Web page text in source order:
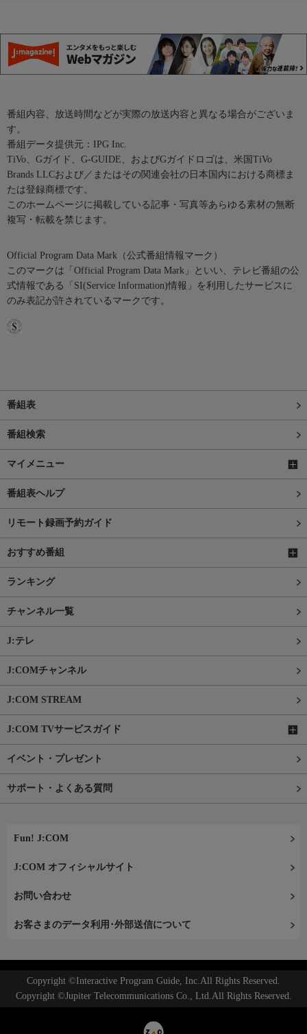
番組内容、放送時間などが実際の放送内容と異なる場合がございま
す。
番組データ提供元：IPG Inc.
TiVo、Gガイド、G-GUIDE、およびGガイドロゴは、米国TiVo
Brands LLCおよび／またはその関連会社の日本国内における商標ま
たは登録商標です。
このホームページに掲載している記事・写真等あらゆる素材の無断
複写・転載を禁じます。
Official Program Data Mark（公式番組情報マーク）
このマークは「Official Program Data Mark」といい、テレビ番組の公
式情報である「SI(Service Information)情報」を利用したサービスに
のみ表記が許されているマークです。
番組表
番組検索
マイメニュー
番組表ヘルプ
リモート録画予約ガイド
おすすめ番組
ランキング
チャンネル一覧
J:テレ
J:COMチャンネル
J:COM STREAM
J:COM TVサービスガイド
イベント・プレゼント
サポート・よくある質問
Fun! J:COM
J:COM オフィシャルサイト
お問い合わせ
お客さまのデータ利用･外部送信について
Copyright ©Interactive Program Guide, Inc.All Rights Reserved.
Copyright ©Jupiter Telecommunications Co., Ltd.All Rights Reserved.